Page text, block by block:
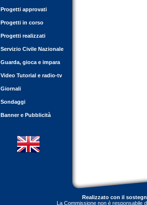
Progetti approvati
Progetti in corso
Progetti realizzati
Servizio Civile Nazionale
Guarda, gioca e impara
Video Tutorial e radio-tv
Giornali
Sondaggi
Banner e Pubblicità
Realizzato con il
La Commissione non è responsabile